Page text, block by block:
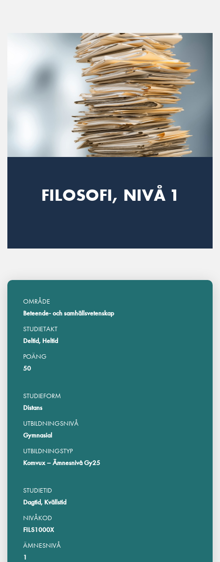
FILOSOFI, NIVÅ 1
OMRÅDE
Beteende- och samhällsvetenskap
STUDIETAKT
Deltid, Heltid
POÄNG
50
STUDIEFORM
Distans
UTBILDNINGSNIVÅ
Gymnasial
UTBILDNINGSTYP
Komvux – Ämnesnivå Gy25
STUDIETID
Dagtid, Kvällstid
NIVÅKOD
FILS1000X
ÄMNESNIVÅ
1